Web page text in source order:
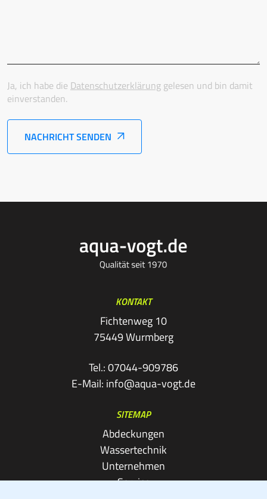
Ja, ich habe die Datenschutzerklärung gelesen und bin damit
einverstanden.
NACHRICHT SENDEN
KONTAKT
Fichtenweg 10
75449 Wurmberg
Tel.:07044-909786
E-Mail: info@aqua-vogt.de
SITEMAP
Abdeckungen
Wassertechnik
Unternehmen
Service